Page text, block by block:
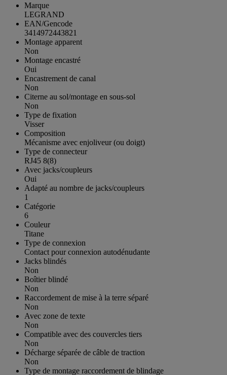
Marque
LEGRAND
EAN/Gencode
3414972443821
Montage apparent
Non
Montage encastré
Oui
Encastrement de canal
Non
Citerne au sol/montage en sous-sol
Non
Type de fixation
Visser
Composition
Mécanisme avec enjoliveur (ou doigt)
Type de connecteur
RJ45 8(8)
Avec jacks/coupleurs
Oui
Adapté au nombre de jacks/coupleurs
1
Catégorie
6
Couleur
Titane
Type de connexion
Contact pour connexion autodénudante
Jacks blindés
Non
Boîtier blindé
Non
Raccordement de mise à la terre séparé
Non
Avec zone de texte
Non
Compatible avec des couvercles tiers
Non
Décharge séparée de câble de traction
Non
Type de montage raccordement de blindage